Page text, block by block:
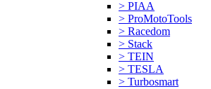
> PIAA
> ProMotoTools
> Racedom
> Stack
> TEIN
> TESLA
> Turbosmart